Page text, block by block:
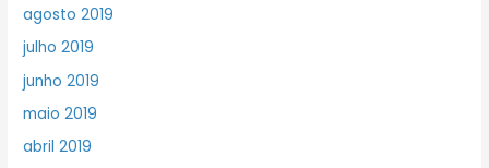
agosto 2019
julho 2019
junho 2019
maio 2019
abril 2019